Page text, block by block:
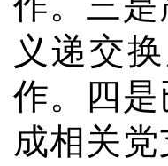
义递交
作。四是
成相关